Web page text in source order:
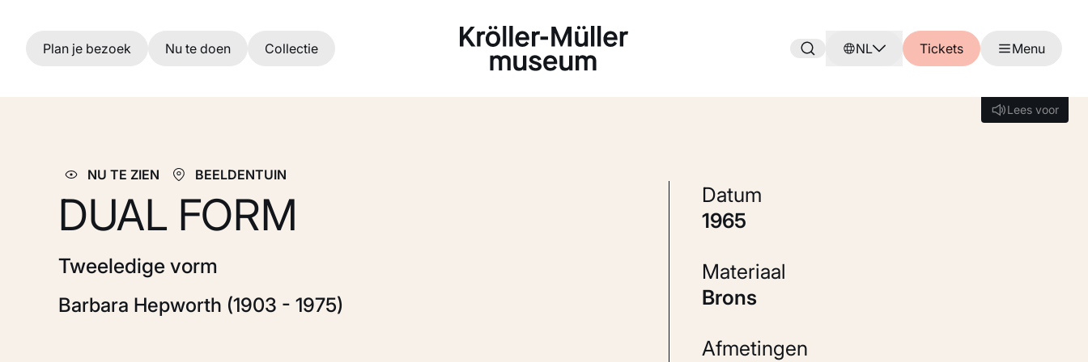
Ga naar hoofdinhoud
Plan je bezoek Nu te doen Collectie NL Tickets Menu
Lees voor
Lees voor
NU TE ZIEN BEELDENTUIN
DUAL FORM
Tweeledige vorm
Barbara Hepworth (1903 - 1975)
Datum
1965
Materiaal
Brons
Afmetingen